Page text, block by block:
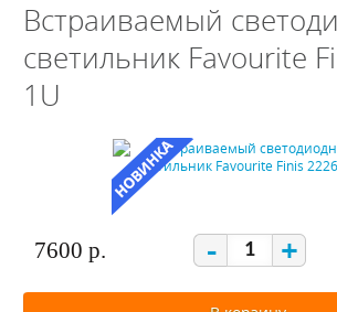
Встраиваемый
светильник Favourite
1U
7600 р. - +